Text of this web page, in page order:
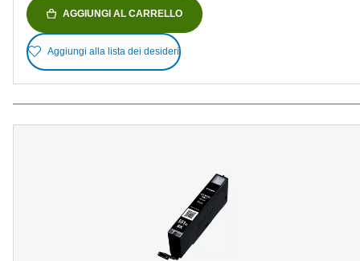
AGGIUNGI AL CARRELLO
Aggiungi alla lista dei desideri